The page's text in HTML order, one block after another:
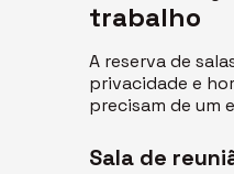
trabalho
A reserva de
privacidade e
precisam de um
Sala de